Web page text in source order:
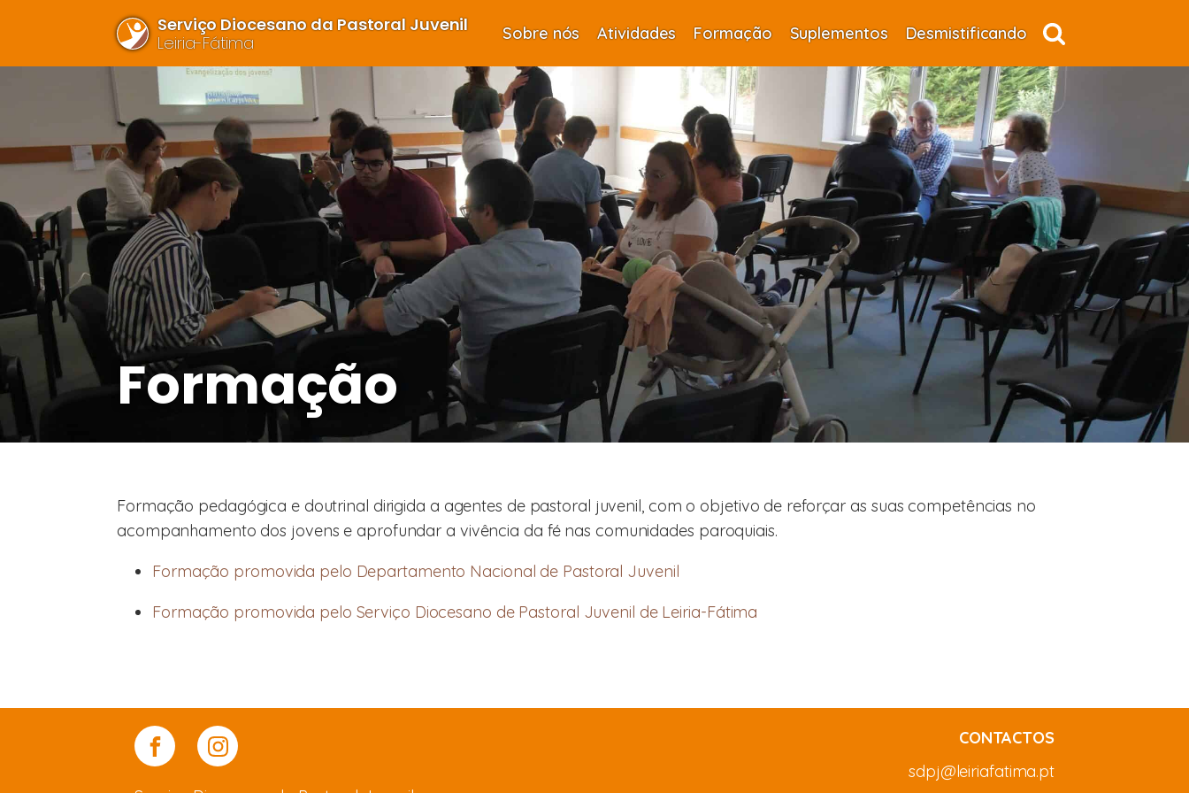
Serviço Diocesano da Pastoral Juvenil
Leiria-Fátima
Sobre nós Atividades Formação Suplementos Desmistificando
Formação
Formação pedagógica e doutrinal dirigida a agentes de pastoral juvenil, com o objetivo de reforçar as suas competências no
acompanhamento dos jovens e aprofundar a vivência da fé nas comunidades paroquiais.
Formação promovida pelo Departamento Nacional de Pastoral Juvenil
Formação promovida pelo Serviço Diocesano de Pastoral Juvenil de Leiria-Fátima
CONTACTOS
sdpj@leiriafatima.pt